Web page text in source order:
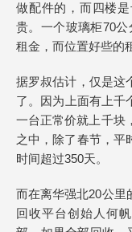
做配件的，而四楼
贵。一个玻璃柜70
租金，而位置好些的
据罗叔估计，仅是这
了。因为上面有上千
一台正常价就上千块
之中，除了春节，平
时间超过350天。
而在离华强北20公里
回收平台创始人何